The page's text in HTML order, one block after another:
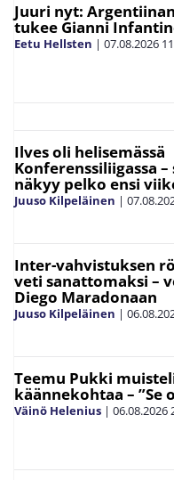
Juuri nyt:
tukee Gianni
Eetu Hellsten | 07.08.2026
Ilves oli helisemässä
Konferenssiliigassa
näkyy pelko ensi
Juuso Kilpeläinen |
Inter-vahvistuksen
veti sanattomaksi –
Diego Maradonaan
Juuso Kilpeläinen |
Teemu Pukki
käännekohtaa – ”Se
Väinö Helenius | 06.08.2026